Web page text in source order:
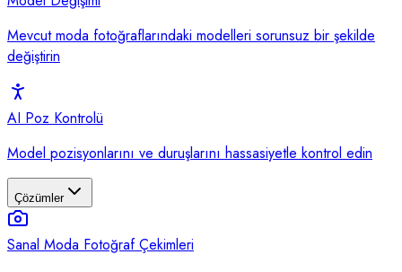
Mevcut moda fotoğraflarındaki modelleri sorunsuz bir şekilde
değiştirin
AI Poz Kontrolü
Model pozisyonlarını ve duruşlarını hassasiyetle kontrol edin
Çözümler
Sanal Moda Fotoğraf Çekimleri